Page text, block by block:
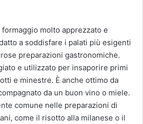
formaggio molto apprezzato e
a soddisfare i palati più esigenti
preparazioni gastronomiche.
e utilizzato per insaporire primi
e minestre. È anche ottimo da
da un buon vino o miele.
comune nelle preparazioni di
come il risotto alla milanese o il